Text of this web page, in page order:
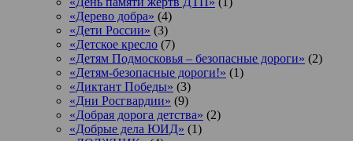
«Дерево добра» (4)
«Дети России» (3)
«Детское кресло (7)
«Детям Подмосковья – безопасные дороги» (2)
«Детям-безопасные дороги!» (1)
«Диктант Победы» (3)
«Дни Росгвардии» (9)
«Добрая дорога детства» (2)
«Добрые дела ЮИД» (1)